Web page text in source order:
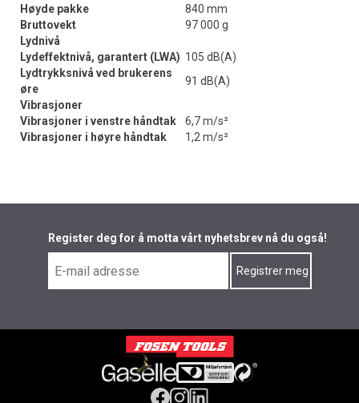
Høyde pakke
840 mm
Bruttovekt
97 000 g
Lydnivå
Lydeffektnivå, garantert (LWA) 105 dB(A)
Lydtrykksnivå ved brukerens
øre
91 dB(A)
Vibrasjoner
Vibrasjoner i venstre håndtak
6,7 m/s²
Vibrasjoner i høyre håndtak
1,2 m/s²
Register deg for å motta vårt nyhetsbrev nå du også!